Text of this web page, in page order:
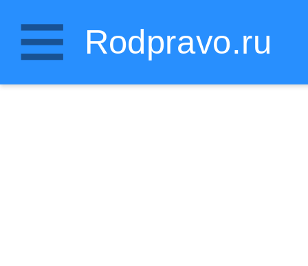
Rodpravo.ru